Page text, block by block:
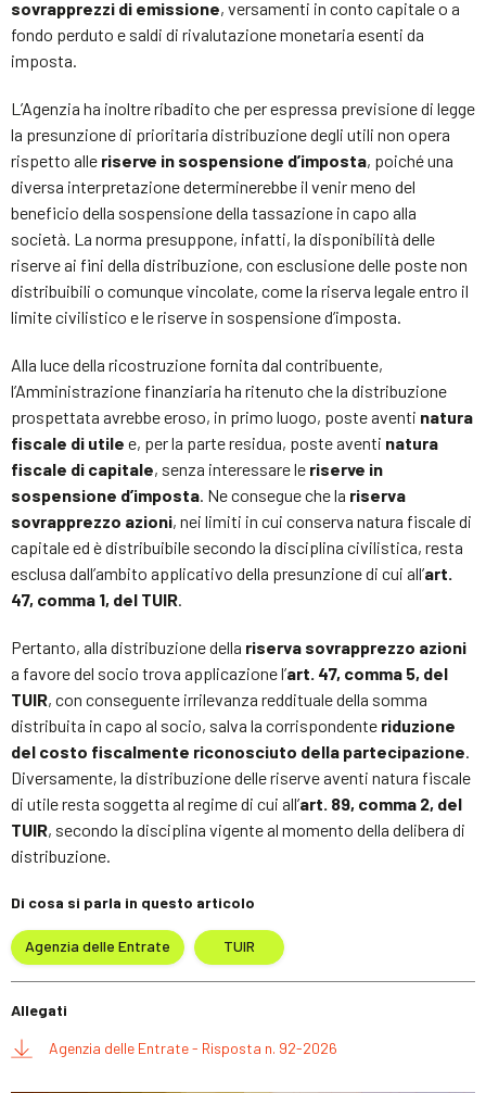
sovrapprezzi di emissione, versamenti in conto capitale o a
fondo perduto e saldi di rivalutazione monetaria esenti da
imposta.
L’Agenzia ha inoltre ribadito che per espressa previsione di legge
la presunzione di prioritaria distribuzione degli utili non opera
rispetto alle riserve in sospensione d’imposta, poiché una
diversa interpretazione determinerebbe il venir meno del
beneficio della sospensione della tassazione in capo alla
società. La norma presuppone, infatti, la disponibilità delle
riserve ai fini della distribuzione, con esclusione delle poste non
distribuibili o comunque vincolate, come la riserva legale entro il
limite civilistico e le riserve in sospensione d’imposta.
Alla luce della ricostruzione fornita dal contribuente,
l’Amministrazione finanziaria ha ritenuto che la distribuzione
prospettata avrebbe eroso, in primo luogo, poste aventi natura
fiscale di utile e, per la parte residua, poste aventi natura
fiscale di capitale, senza interessare le riserve in
sospensione d’imposta. Ne consegue che la riserva
sovrapprezzo azioni, nei limiti in cui conserva natura fiscale di
capitale ed è distribuibile secondo la disciplina civilistica, resta
esclusa dall’ambito applicativo della presunzione di cui all’art.
47, comma 1, del TUIR.
Pertanto, alla distribuzione della riserva sovrapprezzo azioni
a favore del socio trova applicazione l’art. 47, comma 5, del
TUIR, con conseguente irrilevanza reddituale della somma
distribuita in capo al socio, salva la corrispondente riduzione
del costo fiscalmente riconosciuto della partecipazione.
Diversamente, la distribuzione delle riserve aventi natura fiscale
di utile resta soggetta al regime di cui all’art. 89, comma 2, del
TUIR, secondo la disciplina vigente al momento della delibera di
distribuzione.
Di cosa si parla in questo articolo
Agenzia delle Entrate TUIR
Allegati
Agenzia delle Entrate - Risposta n. 92-2026